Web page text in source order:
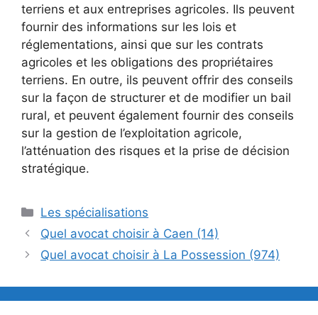
terriens et aux entreprises agricoles. Ils peuvent
fournir des informations sur les lois et
réglementations, ainsi que sur les contrats
agricoles et les obligations des propriétaires
terriens. En outre, ils peuvent offrir des conseils
sur la façon de structurer et de modifier un bail
rural, et peuvent également fournir des conseils
sur la gestion de l’exploitation agricole,
l’atténuation des risques et la prise de décision
stratégique.
Catégories
Les spécialisations
Quel avocat choisir à Caen (14)
Quel avocat choisir à La Possession (974)